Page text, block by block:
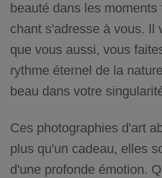
beauté dans les moments
chant s'adresse à vous. Il
que vous aussi, vous
rythme éternel de la
beau dans votre
Ces photographies d'art
plus qu'un cadeau, elles
d'une profonde émotion.